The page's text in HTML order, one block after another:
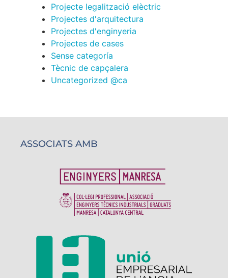
Projecte legalització elèctric
Projectes d'arquitectura
Projectes d'enginyeria
Projectes de cases
Sense categoría
Tècnic de capçalera
Uncategorized @ca
ASSOCIATS AMB